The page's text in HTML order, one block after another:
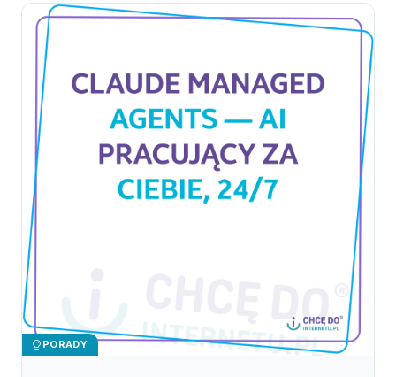
PORADY